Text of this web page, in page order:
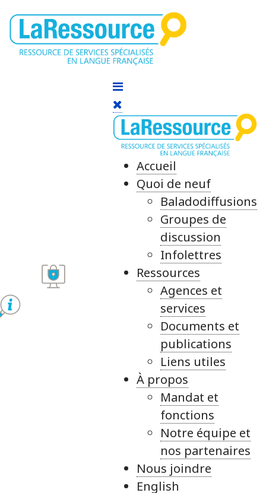
Accueil
Quoi de neuf
Baladodiffusions
Groupes de
discussion
Infolettres
Ressources
Agences et
services
Documents et
publications
Liens utiles
À propos
Mandat et
fonctions
Notre équipe et
nos partenaires
Nous joindre
English